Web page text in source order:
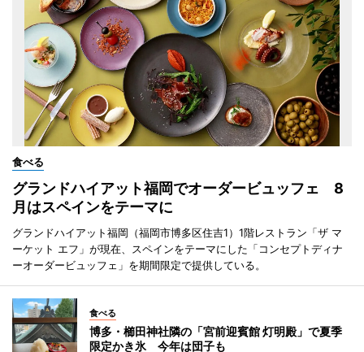
食べる
グランドハイアット福岡でオーダービュッフェ 8
月はスペインをテーマに
グランドハイアット福岡（福岡市博多区住吉1）1階レストラン「ザ マ
ーケット エフ」が現在、スペインをテーマにした「コンセプトディナ
ーオーダービュッフェ」を期間限定で提供している。
食べる
博多・櫛田神社隣の「宮前迎賓館 灯明殿」で夏季
限定かき氷 今年は団子も